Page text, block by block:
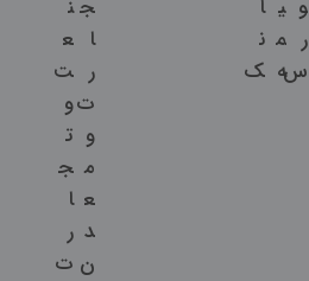
و
ر
س
ی
م
ه
ا
ن
ک
ج
ا
ر
ت
و
م
ع
د
ن
ن
ع
ت
و
ت
ج
ا
ر
ت